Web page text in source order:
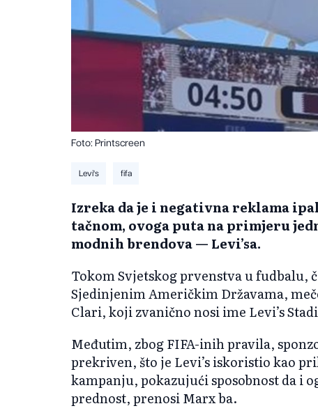
Foto: Printscreen
Levi's fifa
Izreka da je i negativna reklama
tačnom, ovoga puta na primjeru
modnih brendova — Levi’sa.
Tokom Svjetskog prvenstva u fudbalu,
Sjedinjenim Američkim Državama,
Clari, koji zvanično nosi ime Levi’s
Međutim, zbog FIFA-inih pravila,
prekriven, što je Levi’s iskoristio kao
kampanju, pokazujući sposobnost da
prednost, prenosi Marx ba.